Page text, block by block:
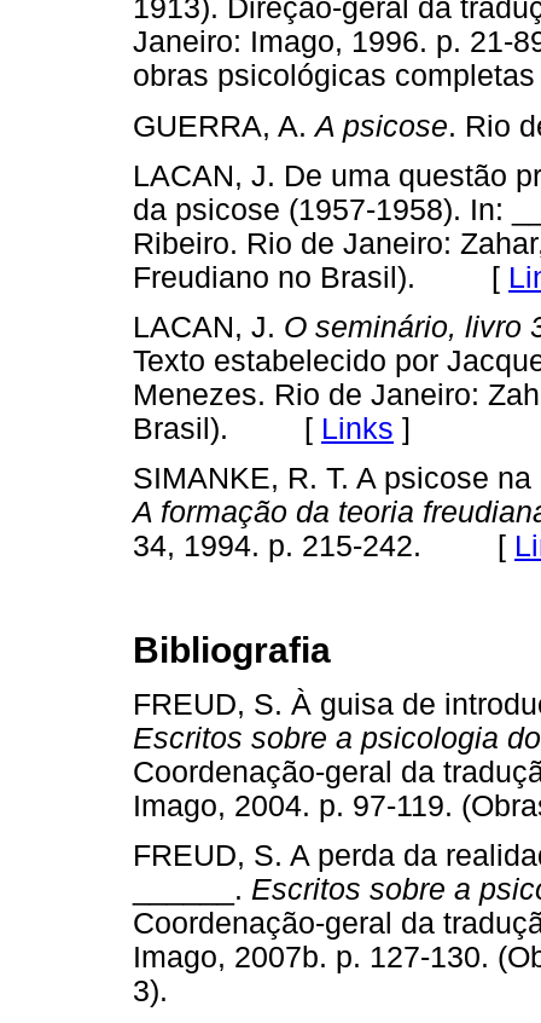
1913). Direção-geral da
Janeiro: Imago, 1996. p. 21-
obras psicológicas
GUERRA, A.A psicose. Rio
LACAN, J. De uma questão
da psicose (1957-1958). In:
Ribeiro. Rio de Janeiro:
Freudiano no Brasil). [
LACAN, J. O seminário, livro
Texto estabelecido por
Menezes. Rio de Janeiro:
Brasil). [ Links ]
SIMANKE, R. T. A psicose
A formação da teoria
34, 1994. p. 215-242. [
Bibliografia
FREUD, S. À guisa de
Escritos sobre a psicologia
Coordenação-geral da
Imago, 2004. p. 97-119.
FREUD, S. A perda da
______. Escritos sobre a
Coordenação-geral da
Imago, 2007b. p. 127-130.
3).